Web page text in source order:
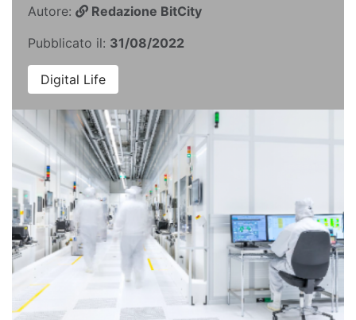
Autore:
Redazione BitCity
Pubblicato il: 31/08/2022
Digital Life